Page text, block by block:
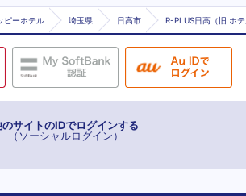
ピーホテル 埼玉県 日高市 R-PLUS日高（旧 ホ
のサイトのIDでログインする
（ソーシャルログイン）